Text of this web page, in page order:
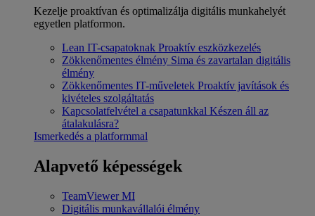
Kezelje proaktívan és optimalizálja digitális munkahelyét
egyetlen platformon.
Lean IT-csapatoknak Proaktív eszközkezelés
Zökkenőmentes élmény Sima és zavartalan digitális
élmény
Zökkenőmentes IT-műveletek Proaktív javítások és
kivételes szolgáltatás
Kapcsolatfelvétel a csapatunkkal Készen áll az
átalakulásra?
Ismerkedés a platformmal
Alapvető képességek
TeamViewer MI
Digitális munkavállalói élmény